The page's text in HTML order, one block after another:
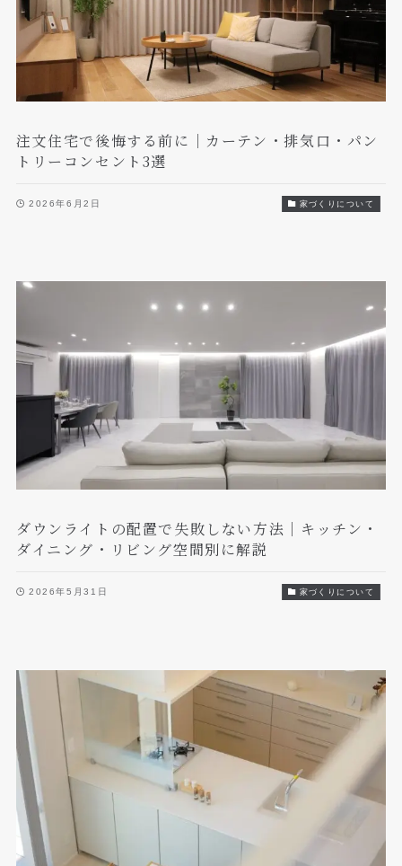
注文住宅で後悔する前に｜カーテン・排気口・パン
トリーコンセント3選
2026年6月2日 家づくりについて
ダウンライトの配置で失敗しない方法｜キッチン・
ダイニング・リビング空間別に解説
2026年5月31日 家づくりについて